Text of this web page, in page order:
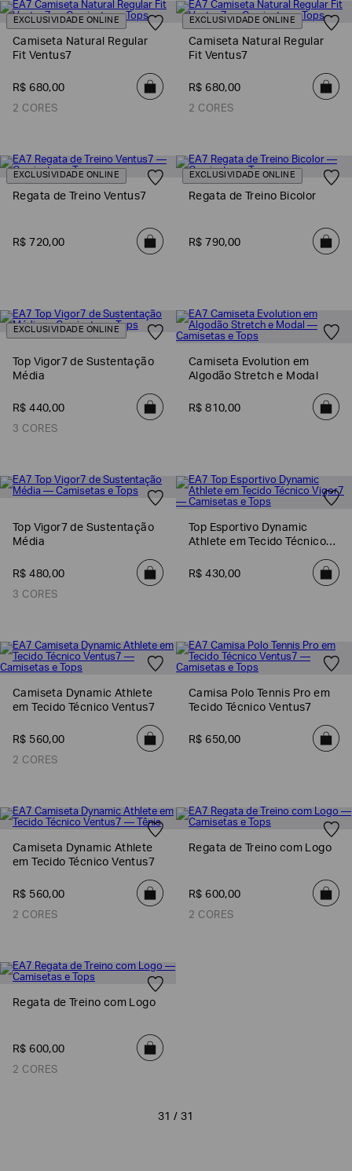
EXCLUSIVIDADE ONLINE
Camiseta Natural Regular
Fit Ventus7
R$ 680,00
2 CORES
EXCLUSIVIDADE ONLINE
Camiseta Natural Regular
Fit Ventus7
R$ 680,00
2 CORES
EXCLUSIVIDADE ONLINE
Regata de Treino Ventus7
R$ 720,00
EXCLUSIVIDADE ONLINE
Regata de Treino Bicolor
R$ 790,00
EXCLUSIVIDADE ONLINE
Top Vigor7 de Sustentação
Média
R$ 440,00
3 CORES
Camiseta Evolution em
Algodão Stretch e Modal
R$ 810,00
Top Vigor7 de Sustentação
Média
R$ 480,00
3 CORES
Top Esportivo Dynamic
Athlete em Tecido Técnico
R$ 430,00
Camiseta Dynamic Athlete
em Tecido Técnico Ventus7
R$ 560,00
2 CORES
Camisa Polo Tennis Pro em
Tecido Técnico Ventus7
R$ 650,00
Camiseta Dynamic Athlete
em Tecido Técnico Ventus7
R$ 560,00
2 CORES
Regata de Treino com Logo
R$ 600,00
2 CORES
Regata de Treino com Logo
R$ 600,00
2 CORES
31 / 31